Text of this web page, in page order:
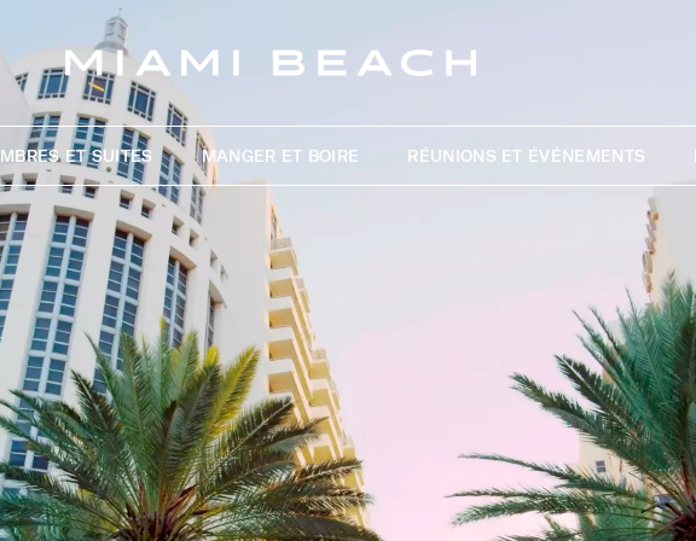
ET SUITES MANGER ET BOIRE RÉUNIONS ET ÉVÉNEMENTS